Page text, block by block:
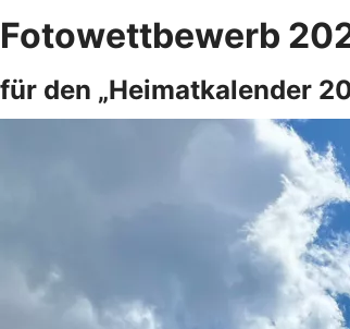
Fotowettbewerb
für den „Heimatkalender